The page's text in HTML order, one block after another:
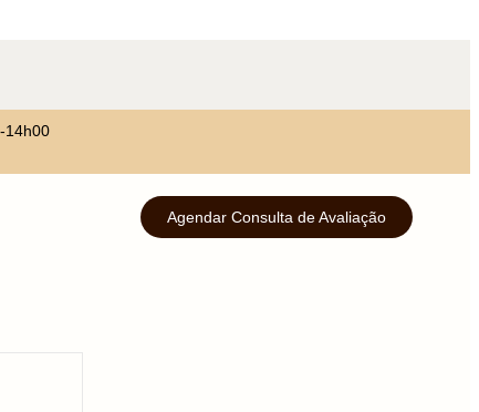
14h00
Agendar Consulta de Avaliação